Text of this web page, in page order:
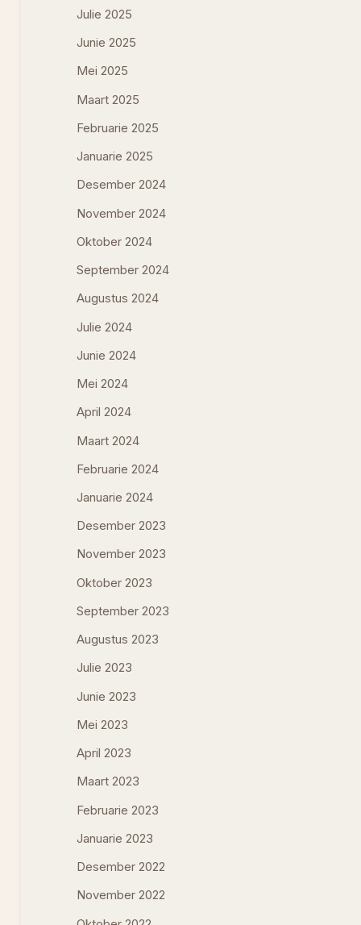
Julie 2025
Junie 2025
Mei 2025
Maart 2025
Februarie 2025
Januarie 2025
Desember 2024
November 2024
Oktober 2024
September 2024
Augustus 2024
Julie 2024
Junie 2024
Mei 2024
April 2024
Maart 2024
Februarie 2024
Januarie 2024
Desember 2023
November 2023
Oktober 2023
September 2023
Augustus 2023
Julie 2023
Junie 2023
Mei 2023
April 2023
Maart 2023
Februarie 2023
Januarie 2023
Desember 2022
November 2022